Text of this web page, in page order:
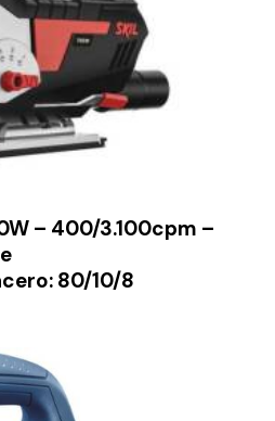
– 400/3.100cpm –
80/10/8